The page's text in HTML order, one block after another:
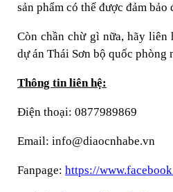
sản phẩm có thể được đảm bảo
Còn chần chừ gì nữa, hãy
dự án Thái Sơn bộ quốc phòng
Thông tin liên hệ:
Điện thoại: 0877989869
Email: info@diaocnhabe.vn
Fanpage: https://